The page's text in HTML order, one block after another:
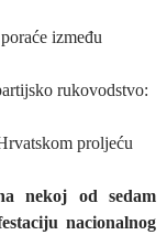
između
rukovodstvo:
proljeću
nekoj od sedam
nacionalnog